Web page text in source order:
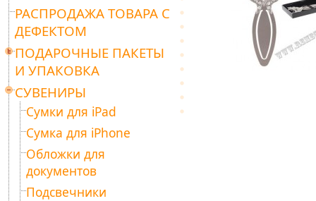
РАСПРОДАЖА ТОВАРА С
ДЕФЕКТОМ
ПОДАРОЧНЫЕ ПАКЕТЫ
И УПАКОВКА
СУВЕНИРЫ
Сумки для iPad
Сумка для iPhone
Обложки для
документов
Подсвечники